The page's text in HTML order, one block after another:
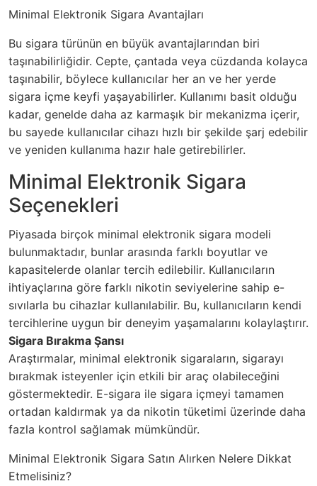
Minimal Elektronik Sigara Avantajları
Bu sigara türünün en büyük avantajlarından biri
taşınabilirliğidir. Cepte, çantada veya cüzdanda kolayca
taşınabilir, böylece kullanıcılar her an ve her yerde
sigara içme keyfi yaşayabilirler. Kullanımı basit olduğu
kadar, genelde daha az karmaşık bir mekanizma içerir,
bu sayede kullanıcılar cihazı hızlı bir şekilde şarj edebilir
ve yeniden kullanıma hazır hale getirebilirler.
Minimal Elektronik Sigara
Seçenekleri
Piyasada birçok minimal elektronik sigara modeli
bulunmaktadır, bunlar arasında farklı boyutlar ve
kapasitelerde olanlar tercih edilebilir. Kullanıcıların
ihtiyaçlarına göre farklı nikotin seviyelerine sahip e-
sıvılarla bu cihazlar kullanılabilir. Bu, kullanıcıların kendi
tercihlerine uygun bir deneyim yaşamalarını kolaylaştırır.
Sigara Bırakma Şansı
Araştırmalar, minimal elektronik sigaraların, sigarayı
bırakmak isteyenler için etkili bir araç olabileceğini
göstermektedir. E-sigara ile sigara içmeyi tamamen
ortadan kaldırmak ya da nikotin tüketimi üzerinde daha
fazla kontrol sağlamak mümkündür.
Minimal Elektronik Sigara Satın Alırken Nelere Dikkat
Etmelisiniz?